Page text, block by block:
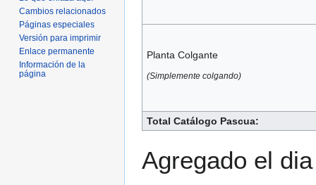
Planta Colgante
(Simplemente colgando)
Total Catálogo Pascua:
Agregado el
Cambios relacionados
Páginas especiales
Versión para imprimir
Enlace permanente
Información de la
página